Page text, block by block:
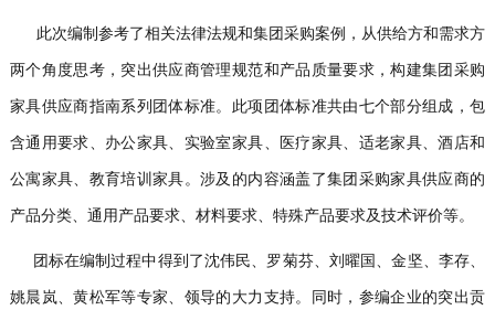
此次编制参考了相关法律法规和集团采购案例，从供给方和需求方
两个角度思考，突出供应商管理规范和产品质量要求，构建集团采购
家具供应商指南系列团体标准。此项团体标准共由七个部分组成，包
含通用要求、办公家具、实验室家具、医疗家具、适老家具、酒店和
公寓家具、教育培训家具。涉及的内容涵盖了集团采购家具供应商的
产品分类、通用产品要求、材料要求、特殊产品要求及技术评价等。
团标在编制过程中得到了沈伟民、罗菊芬、刘曜国、金坚、李存、
姚晨岚、黄松军等专家、领导的大力支持。同时，参编企业的突出贡